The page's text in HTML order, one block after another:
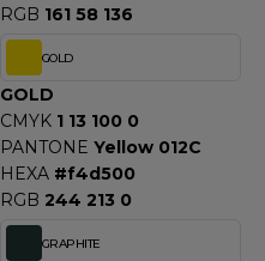
RGB 161 58 136
GOLD
GOLD
CMYK 1 13 100 0
PANTONE Yellow 012C
HEXA #f4d500
RGB 244 213 0
GRAPHITE